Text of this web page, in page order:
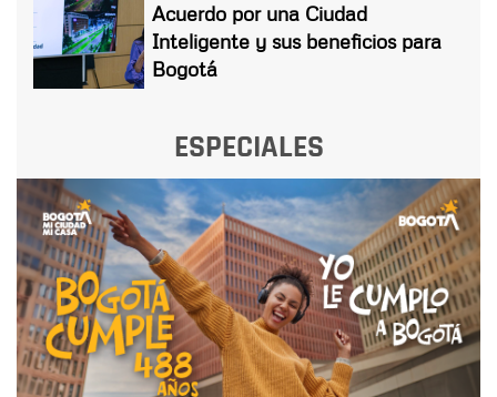
Acuerdo por una Ciudad
Inteligente y sus beneficios para
Bogotá
ESPECIALES